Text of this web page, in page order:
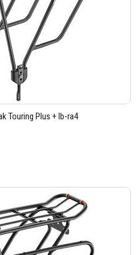
Touring Plus + Ib-ra4